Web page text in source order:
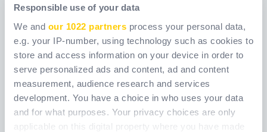
Responsible use of your data
We and our 1022 partners process your personal data,
e.g. your IP-number, using technology such as cookies to
store and access information on your device in order to
serve personalized ads and content, ad and content
measurement, audience research and services
development. You have a choice in who uses your data
and for what purposes. Your privacy choices are only
applicable on this digital property where you have made
DT119
Ref. DT119
DT300
DELTACHEM
Ref. DT300